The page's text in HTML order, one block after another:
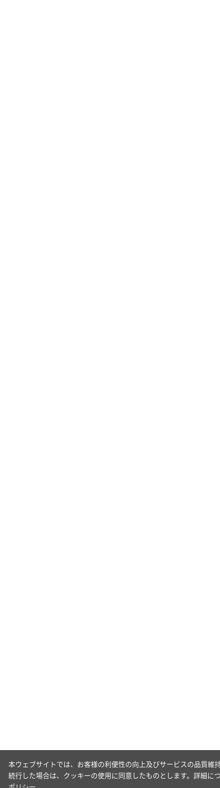
本ウェブサイトでは、お客様の利便性の向上及びサービスの品質
続行した場合は、クッキーの使用に同意したものとします。詳細